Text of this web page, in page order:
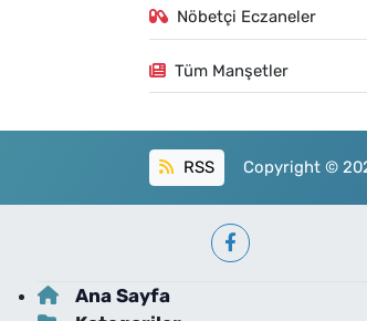
Nöbetçi Eczaneler
Tüm Manşetler
RSS Copyright ©
Ana Sayfa